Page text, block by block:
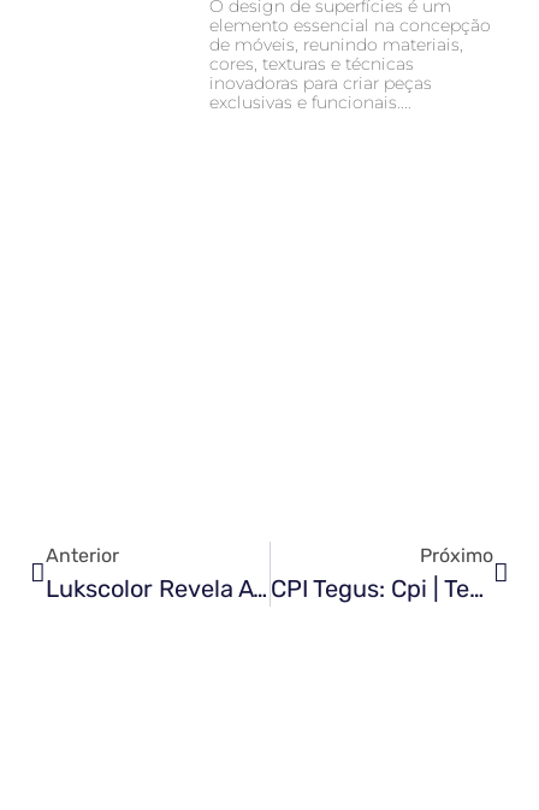
O design de superfícies é um
elemento essencial na concepção
de móveis, reunindo materiais,
cores, texturas e técnicas
inovadoras para criar peças
exclusivas e funcionais.
Anterior
Lukscolor Revela A Cor Do Ano 2025: LKS 0209 Torres Vedras
Próximo
CPI Tegus: Cpi | Tegus: Inovação E Sofisticação Em Acabamentos